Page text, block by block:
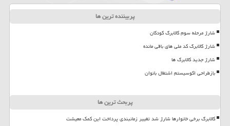
پربیننده ترین ها
شارژ مرحله سوم کالابرگ کودکان
شارژ کالابرگ کد ملی های باقی مانده
شارژ جدید کالابرگ ها
بازطراحی اکوسیستم اشتغال بانوان
پربحث ترین ها
کالابرگ برخی خانوارها شارژ شد تغییر زمانبندی پرداخت این کمک معیشت